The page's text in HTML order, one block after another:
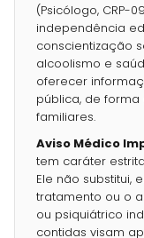
(Psicólogo, CRP-
independência
conscientização
alcoolismo e
oferecer
pública, de
familiares.
Aviso Médico
tem caráter
Ele não substitui,
tratamento ou o
ou psiquiátrico
contidas visam